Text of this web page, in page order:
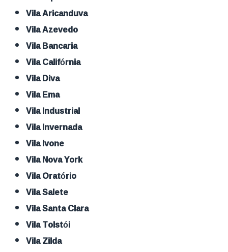
Vila Aricanduva
Vila Azevedo
Vila Bancaria
Vila Califórnia
Vila Diva
Vila Ema
Vila Industrial
Vila Invernada
Vila Ivone
Vila Nova York
Vila Oratório
Vila Salete
Vila Santa Clara
Vila Tolstói
Vila Zilda